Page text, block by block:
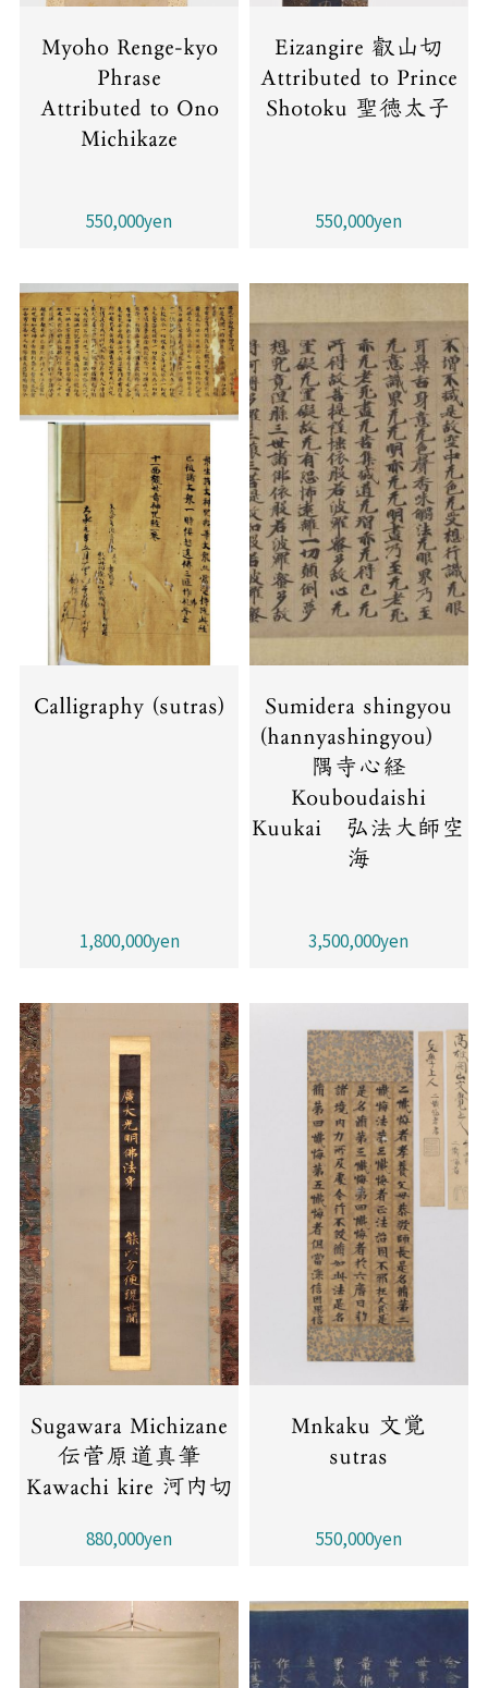
Myoho Renge-kyo
Phrase
Attributed to Ono
Michikaze
550,000yen
Eizangire 叡山切
Attributed to Prince
Shotoku 聖徳太子
550,000yen
Calligraphy (sutras)
1,800,000yen
Sumidera shingyou
(hannyashingyou)
隅寺心経
Kouboudaishi
Kuukai 弘法大師空
海
3,500,000yen
Sugawara Michizane
伝菅原道真筆
Kawachi kire 河内切
880,000yen
Mnkaku 文覚
sutras
550,000yen